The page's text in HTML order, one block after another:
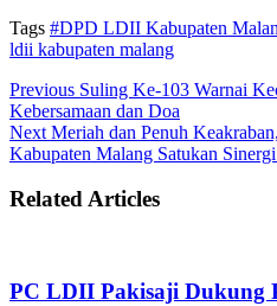
Tags #DPD LDII Kabupaten
ldii kabupaten malang
Previous Suling Ke-103 Warnai
Kebersamaan dan Doa
Next Meriah dan Penuh
Kabupaten Malang Satukan
Related Articles
PC LDII Pakisaji Dukung